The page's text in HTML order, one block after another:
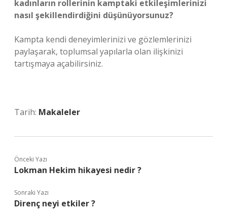
kadınların rollerinin kamptaki etkileşimlerinizi
nasıl şekillendirdiğini düşünüyorsunuz?
Kampta kendi deneyimlerinizi ve gözlemlerinizi
paylaşarak, toplumsal yapılarla olan ilişkinizi
tartışmaya açabilirsiniz.
Tarih: Makaleler
Önceki Yazı
Lokman Hekim hikayesi nedir ?
Sonraki Yazı
Direnç neyi etkiler ?